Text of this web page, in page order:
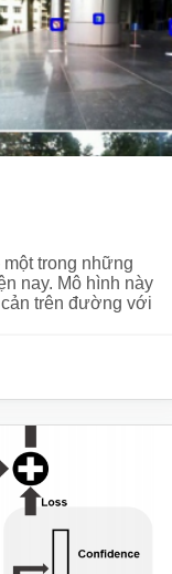
trong những
nay. Mô hình này
trên đường với